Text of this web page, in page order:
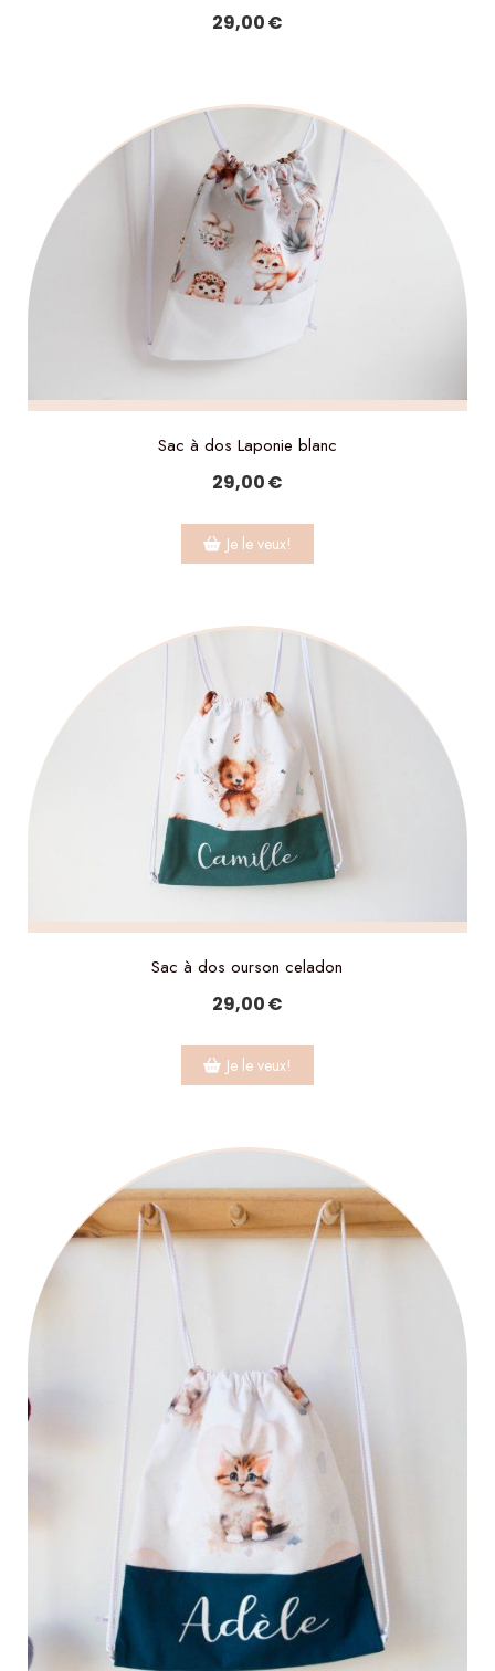
29,00€
Sac à dos Laponie blanc
29,00€
Je le veux!
Sac à dos ourson celadon
29,00€
Je le veux!